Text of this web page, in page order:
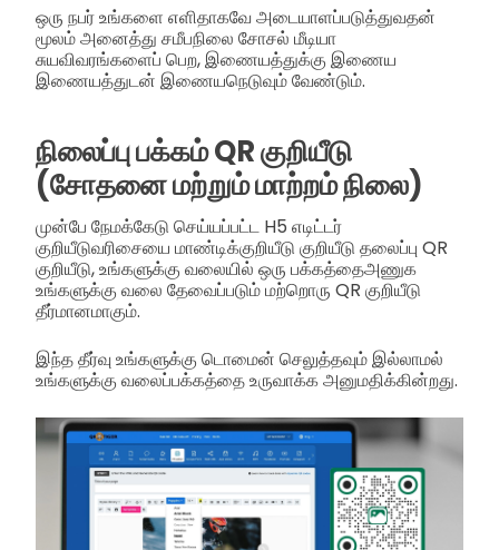
ஒரு நபர் உங்களை எளிதாகவே அடையாளப்படுத்துவதன்
மூலம் அனைத்து சமீபநிலை சோசல் மீடியா
சுயவிவரங்களைப் பெற, இணையத்துக்கு இணைய
இணையத்துடன் இணையநெடுவும் வேண்டும்.
நிலைப்பு பக்கம் QR குறியீடு
(சோதனை மற்றும் மாற்றம் நிலை)
முன்பே நேமக்கேடு செய்யப்பட்ட H5 எடிட்டர்
குறியீடுவரிசையை மாண்டிக்குறியீடு குறியீடு தலைப்பு QR
குறியீடு, உங்களுக்கு வலையில் ஒரு பக்கத்தைஅணுக
உங்களுக்கு வலை தேவைப்படும் மற்றொரு QR குறியீடு
தீர்மானமாகும்.
இந்த தீர்வு உங்களுக்கு டொமைன் செலுத்தவும் இல்லாமல்
உங்களுக்கு வலைப்பக்கத்தை உருவாக்க அனுமதிக்கின்றது.